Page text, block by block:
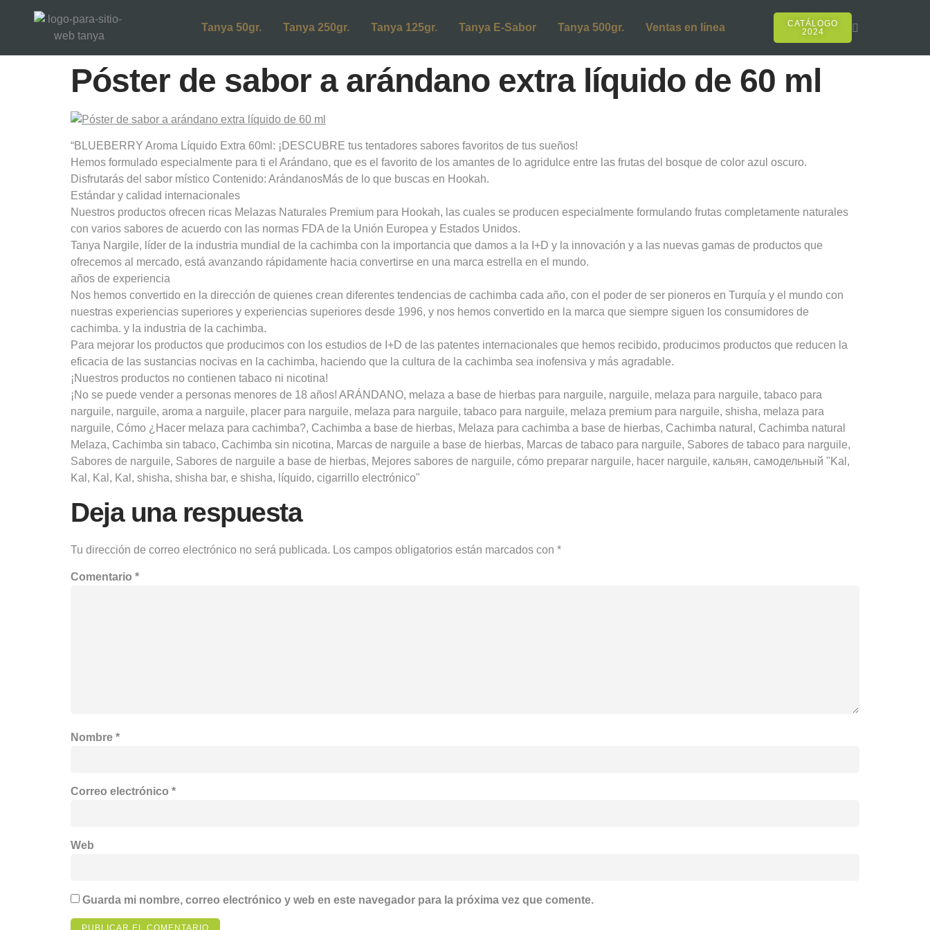
Tanya 50gr. Tanya 250gr. Tanya 125gr. Tanya E-Sabor Tanya 500gr. Ventas en línea
CATÁLOGO
2024
Póster de sabor a arándano extra líquido de 60 ml
“BLUEBERRY Aroma Líquido Extra 60ml: ¡DESCUBRE tus tentadores sabores favoritos de tus sueños!
Hemos formulado especialmente para ti el Arándano, que es el favorito de los amantes de lo agridulce entre las frutas del bosque de color azul oscuro.
Disfrutarás del sabor místico Contenido: ArándanosMás de lo que buscas en Hookah.
Estándar y calidad internacionales
Nuestros productos ofrecen ricas Melazas Naturales Premium para Hookah, las cuales se producen especialmente formulando frutas completamente naturales
con varios sabores de acuerdo con las normas FDA de la Unión Europea y Estados Unidos.
Tanya Nargile, líder de la industria mundial de la cachimba con la importancia que damos a la I+D y la innovación y a las nuevas gamas de productos que
ofrecemos al mercado, está avanzando rápidamente hacia convertirse en una marca estrella en el mundo.
años de experiencia
Nos hemos convertido en la dirección de quienes crean diferentes tendencias de cachimba cada año, con el poder de ser pioneros en Turquía y el mundo con
nuestras experiencias superiores y experiencias superiores desde 1996, y nos hemos convertido en la marca que siempre siguen los consumidores de
cachimba. y la industria de la cachimba.
Para mejorar los productos que producimos con los estudios de I+D de las patentes internacionales que hemos recibido, producimos productos que reducen la
eficacia de las sustancias nocivas en la cachimba, haciendo que la cultura de la cachimba sea inofensiva y más agradable.
¡Nuestros productos no contienen tabaco ni nicotina!
¡No se puede vender a personas menores de 18 años! ARÁNDANO, melaza a base de hierbas para narguile, narguile, melaza para narguile, tabaco para
narguile, narguile, aroma a narguile, placer para narguile, melaza para narguile, tabaco para narguile, melaza premium para narguile, shisha, melaza para
narguile, Cómo ¿Hacer melaza para cachimba?, Cachimba a base de hierbas, Melaza para cachimba a base de hierbas, Cachimba natural, Cachimba natural
Melaza, Cachimba sin tabaco, Cachimba sin nicotina, Marcas de narguile a base de hierbas, Marcas de tabaco para narguile, Sabores de tabaco para narguile,
Sabores de narguile, Sabores de narguile a base de hierbas, Mejores sabores de narguile, cómo preparar narguile, hacer narguile, кальян, самодельный "Kal,
Kal, Kal, Kal, shisha, shisha bar, e shisha, líquido, cigarrillo electrónico"
Deja una respuesta
Tu dirección de correo electrónico no será publicada. Los campos obligatorios están marcados con *
Comentario *
Nombre *
Correo electrónico *
Web
Guarda mi nombre, correo electrónico y web en este navegador para la próxima vez que comente.